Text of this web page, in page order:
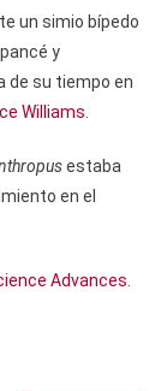
un simio bípedo
y
de su tiempo en
Williams
estaba
en el
Advances